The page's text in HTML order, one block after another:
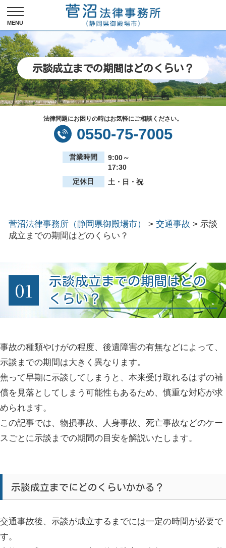
示談成立までの期間はどのくらい？
法律問題にお困りの時はお気軽にご相談ください。
0550-75-7005
営業時間
9:00～
17:30
定休日
土・日・祝
菅沼法律事務所（静岡県御殿場市） > 交通事故 > 示談
成立までの期間はどのくらい？
01
示談成立までの期間はどの
くらい？
事故の種類やけがの程度、後遺障害の有無などによって、
示談までの期間は大きく異なります。
焦って早期に示談してしまうと、本来受け取れるはずの補
償を見落としてしまう可能性もあるため、慎重な対応が求
められます。
この記事では、物損事故、人身事故、死亡事故などのケー
スごとに示談までの期間の目安を解説いたします。
示談成立までにどのくらいかかる？
交通事故後、示談が成立するまでには一定の時間が必要で
す。